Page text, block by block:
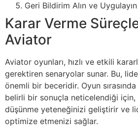
Geri Bildirim Alın ve Uygulayın
Karar Verme
Aviator
Aviator oyunları, hızlı ve etkili
gerektiren senaryolar sunar. Bu,
önemli bir beceridir. Oyun sırasında
belirli bir sonuçla neticelendiği
düşünme yeteneğinizi geliştirir ve
optimize etmenizi sağlar.